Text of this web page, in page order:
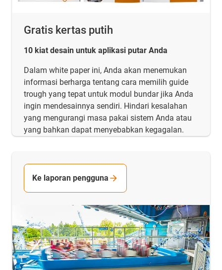
Gratis kertas putih
10 kiat desain untuk aplikasi putar Anda
Dalam white paper ini, Anda akan menemukan
informasi berharga tentang cara memilih guide
trough yang tepat untuk modul bundar jika Anda
ingin mendesainnya sendiri. Hindari kesalahan
yang mengurangi masa pakai sistem Anda atau
yang bahkan dapat menyebabkan kegagalan.
Ke laporan pengguna